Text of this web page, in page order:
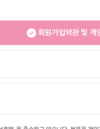
회원가입약관 및 개